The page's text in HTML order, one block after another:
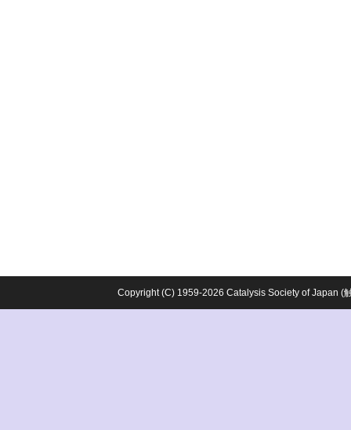
Copyright (C) 1959-2026 Catalysis Society of Japan (